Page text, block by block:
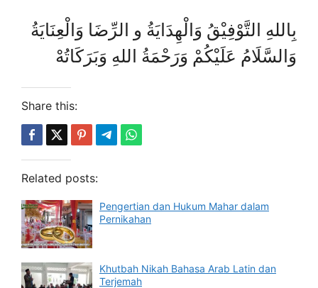
بِاللهِ التَّوْفِيْقُ وَالْهِدَايَةُ و الرِّضَا وَالْعِنَايَةُ
وَالسَّلَامُ عَلَيْكُمْ وَرَحْمَةُ اللهِ وَبَرَكَاتُهْ
Share this:
Related posts:
Pengertian dan Hukum Mahar dalam
Pernikahan
Khutbah Nikah Bahasa Arab Latin dan
Terjemah